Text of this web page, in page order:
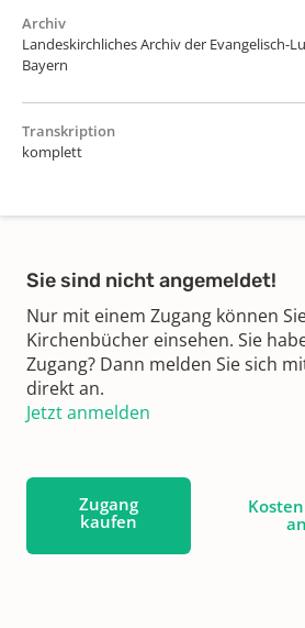
Archiv
Landeskirchliches Archiv der Evangelisch-
Bayern
Transkription
komplett
Sie sind nicht angemeldet!
Nur mit einem Zugang können
Kirchenbücher einsehen. Sie
Zugang? Dann melden Sie sich
direkt an.
Jetzt anmelden
Zugang
kaufen